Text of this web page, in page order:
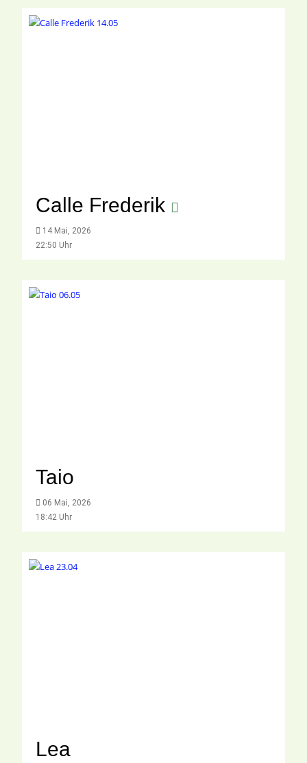
Calle Frederik
14 Mai, 2026
22:50 Uhr
Taio
06 Mai, 2026
18:42 Uhr
Lea